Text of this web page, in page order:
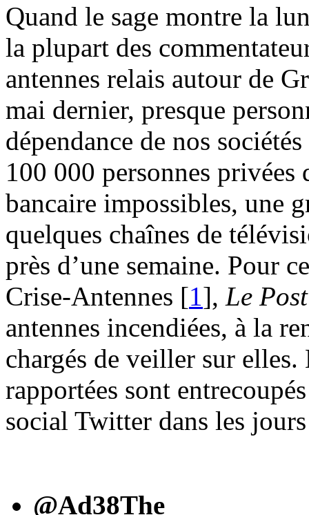
Quand le sage montre la
la plupart des
antennes relais autour de
mai dernier, presque
dépendance de nos
100 000 personnes privées
bancaire impossibles, une
quelques chaînes de
près d’une semaine. Pour
Crise‑Antennes [1], Le
antennes incendiées, à la
chargés de veiller sur elles.
rapportées sont
social Twitter dans les
@Ad38The